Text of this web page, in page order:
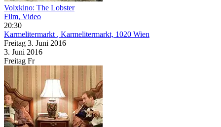
Volxkino: The Lobster
Film, Video
20:30
Karmelitermarkt , Karmelitermarkt, 1020 Wien
Freitag 3. Juni 2016
3. Juni 2016
Freitag Fr